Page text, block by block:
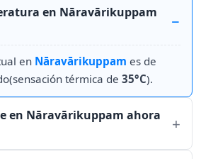
en Nāravārikuppam
en Nāravārikuppam es de
térmica de 35°C).
en Nāravārikuppam ahora